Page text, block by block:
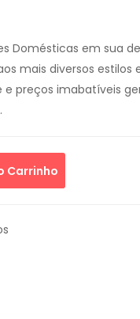
Domésticas em sua
mais diversos estilos
preços imabatíveis
Carrinho